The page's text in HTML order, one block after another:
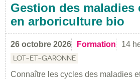
Gestion des maladies
en arboriculture bio
26 octobre 2026 Formation 14
LOT-ET-GARONNE
Connaître les cycles des maladies